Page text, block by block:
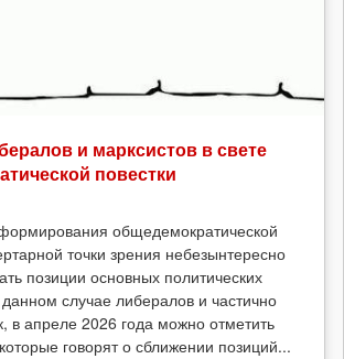
и марксистов в свете
повестки
общедемократической
точки зрения небезынтересно
позиции основных политических
данном случае либералов и частично
в апреле 2026 года можно отметить
говорят о сближении позиций...